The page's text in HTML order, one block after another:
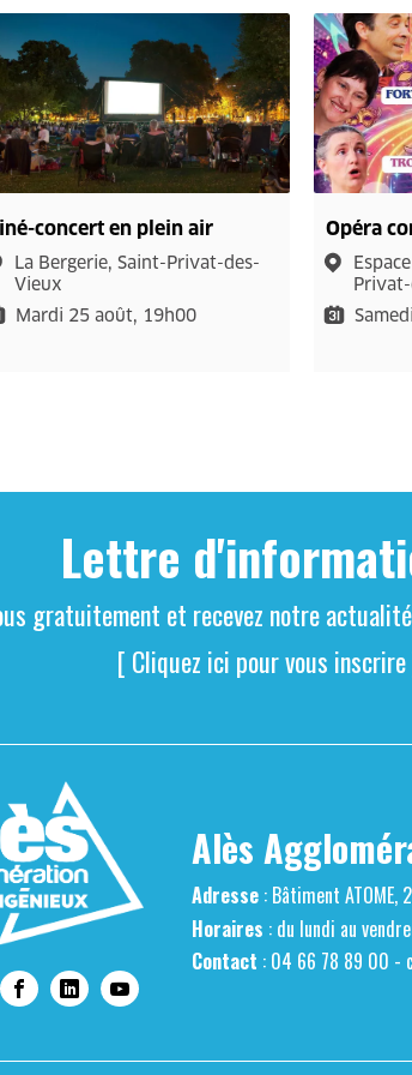
concert en plein air
La Bergerie, Saint-Privat-des-
Vieux
Mardi 25 août, 19h00
Opéra
Lettre
gratuitement et recevez notre
[ Cliquez ici pour vous
Alès
Adresse: Bâtiment ATOME,
Horaires : du lundi au
Contact : 04 66 78 89 00 -